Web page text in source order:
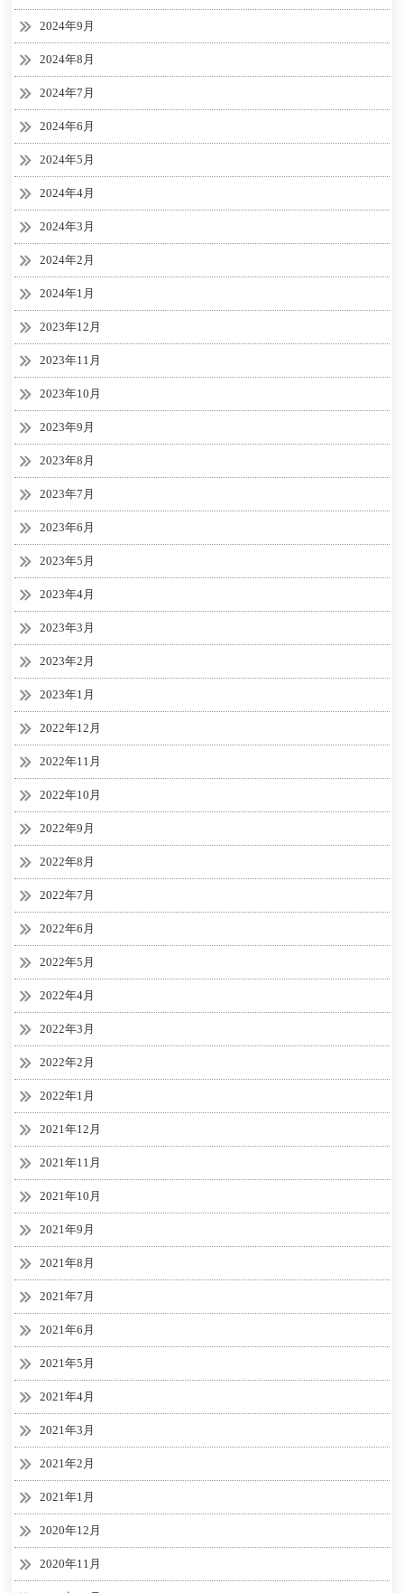
2024年9月
2024年8月
2024年7月
2024年6月
2024年5月
2024年4月
2024年3月
2024年2月
2024年1月
2023年12月
2023年11月
2023年10月
2023年9月
2023年8月
2023年7月
2023年6月
2023年5月
2023年4月
2023年3月
2023年2月
2023年1月
2022年12月
2022年11月
2022年10月
2022年9月
2022年8月
2022年7月
2022年6月
2022年5月
2022年4月
2022年3月
2022年2月
2022年1月
2021年12月
2021年11月
2021年10月
2021年9月
2021年8月
2021年7月
2021年6月
2021年5月
2021年4月
2021年3月
2021年2月
2021年1月
2020年12月
2020年11月